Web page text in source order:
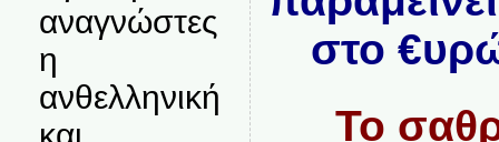
αναγνώστες
η
ανθελληνική
στο
Το